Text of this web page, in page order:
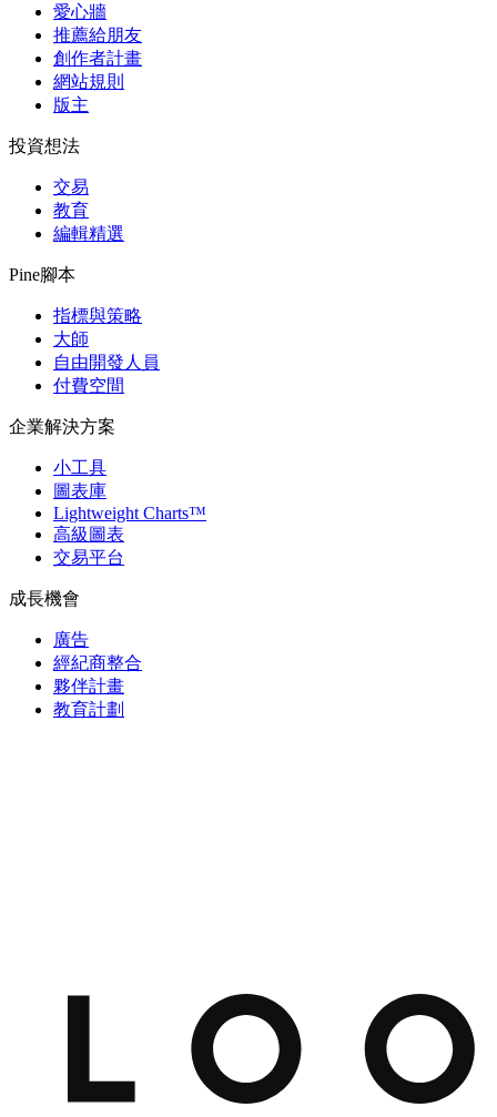
愛心牆
推薦給朋友
創作者計畫
網站規則
版主
投資想法
交易
教育
編輯精選
Pine腳本
指標與策略
大師
自由開發人員
付費空間
企業解決方案
小工具
圖表庫
Lightweight Charts™
高級圖表
交易平台
成長機會
廣告
經紀商整合
夥伴計畫
教育計劃